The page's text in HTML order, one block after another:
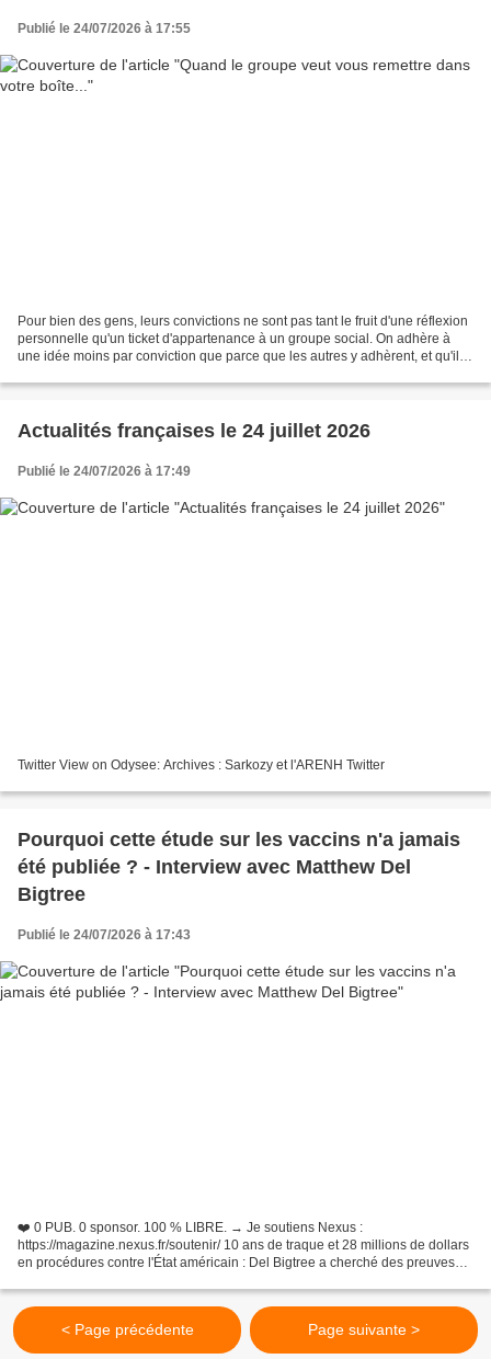
Publié le 24/07/2026 à 17:55
Pour bien des gens, leurs convictions ne sont pas tant le fruit d'une réflexion
personnelle qu'un ticket d'appartenance à un groupe social. On adhère à
une idée moins par conviction que parce que les autres y adhèrent, et qu'il
Actualités françaises le 24 juillet 2026
Publié le 24/07/2026 à 17:49
Twitter View on Odysee: Archives : Sarkozy et l'ARENH Twitter
Pourquoi cette étude sur les vaccins n'a jamais
été publiée ? - Interview avec Matthew Del
Bigtree
Publié le 24/07/2026 à 17:43
❤️ 0 PUB. 0 sponsor. 100 % LIBRE. → Je soutiens Nexus :
https://magazine.nexus.fr/soutenir/ 10 ans de traque et 28 millions de dollars
en procédures contre l'État américain : Del Bigtree a cherché des preuves
< Page précédente Page suivante >